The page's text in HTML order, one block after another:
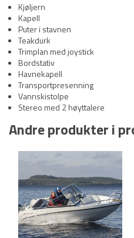
Kjøljern
Kapell
Puter i stavnen
Teakdurk
Trimplan med joystick
Bordstativ
Havnekapell
Transportpresenning
Vannskistolpe
Stereo med 2 høyttalere
Andre produkter i